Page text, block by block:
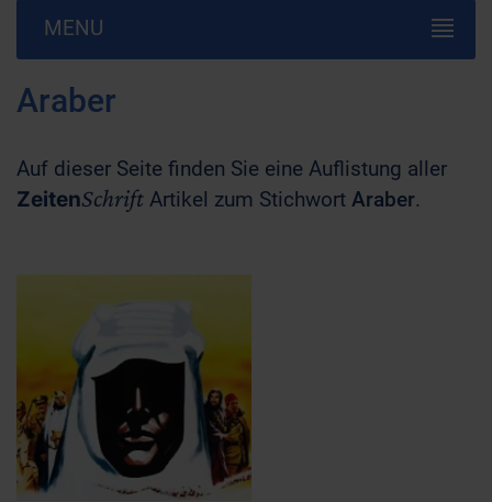
MENU
Araber
Auf dieser Seite finden Sie eine Auflistung aller
ZeitenSchrift Artikel zum Stichwort Araber.